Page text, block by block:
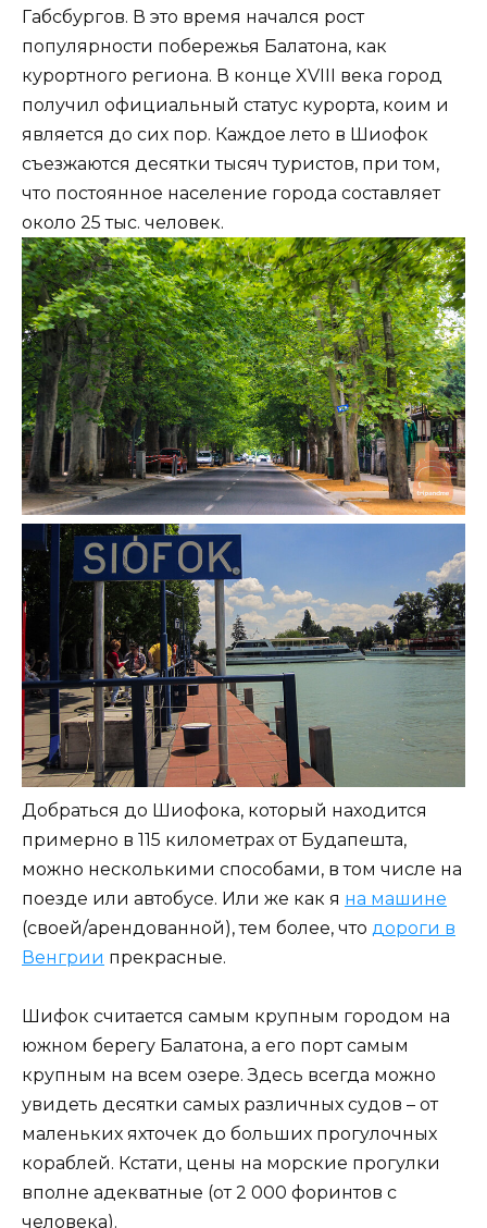
Габсбургов. В это время начался рост
популярности побережья Балатона, как
курортного региона. В конце XVIII века город
получил официальный статус курорта, коим и
является до сих пор. Каждое лето в Шиофок
съезжаются десятки тысяч туристов, при том,
что постоянное население города составляет
около 25 тыс. человек.
Добраться до Шиофока, который находится
примерно в 115 километрах от Будапешта,
можно несколькими способами, в том числе на
поезде или автобусе. Или же как я на машине
(своей/арендованной), тем более, что дороги в
Венгрии прекрасные.
Шифок считается самым крупным городом на
южном берегу Балатона, а его порт самым
крупным на всем озере. Здесь всегда можно
увидеть десятки самых различных судов – от
маленьких яхточек до больших прогулочных
кораблей. Кстати, цены на морские прогулки
вполне адекватные (от 2 000 форинтов с
человека).